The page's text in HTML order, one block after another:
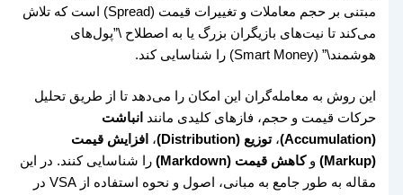
مبتنی بر حجم معاملات و تغییرات قیمت (Spread) است که تلاش
می‌کند تا نیت‌های بازیگران بزرگ یا به اصطلاح \”پول‌های
هوشمند\” (Smart Money) را شناسایی کند.
این روش به معامله‌گران این امکان را می‌دهد تا از طریق تحلیل
حرکات قیمت و حجم، فازهای کلیدی مانندانباشت
،توزیع (Distribution) ،افزایش قیمت
وکاهش قیمت (Markdown)
را شناسایی کنند. در این
مقاله به طور جامع به مبانی، اصول و نحوه استفاده از VSA در